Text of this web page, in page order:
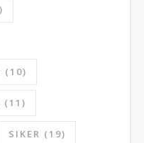
(10)
(11)
SIKER (19)